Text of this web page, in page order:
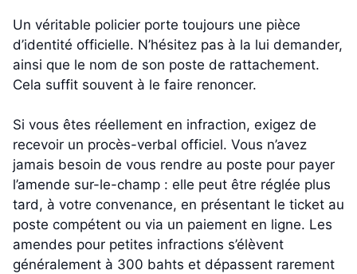
Un véritable policier porte toujours une pièce
d’identité officielle. N’hésitez pas à la lui demander,
ainsi que le nom de son poste de rattachement.
Cela suffit souvent à le faire renoncer.
Si vous êtes réellement en infraction, exigez de
recevoir un procès-verbal officiel. Vous n’avez
jamais besoin de vous rendre au poste pour payer
l’amende sur-le-champ : elle peut être réglée plus
tard, à votre convenance, en présentant le ticket au
poste compétent ou via un paiement en ligne. Les
amendes pour petites infractions s’élèvent
généralement à 300 bahts et dépassent rarement